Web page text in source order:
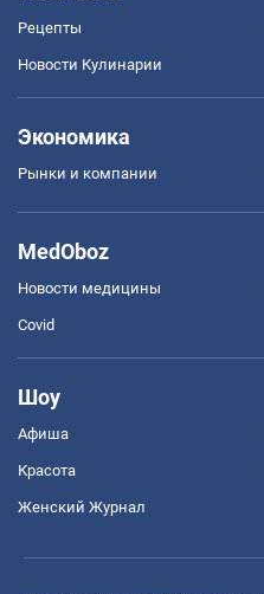
Рецепты
Новости Кулинарии
Экономика
Рынки и компании
MedOboz
Новости медицины
Covid
Шоу
Афиша
Красота
Женский Журнал